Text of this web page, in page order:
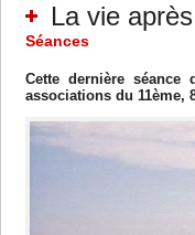
La vie
Séances
Cette dernière
associations du 11ème,